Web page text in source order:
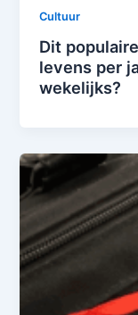
Cultuur
Dit
levens per
wekelijks?